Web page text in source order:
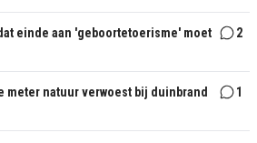
einde aan 'geboortetoerisme' moet
2
meter natuur verwoest bij duinbrand
1